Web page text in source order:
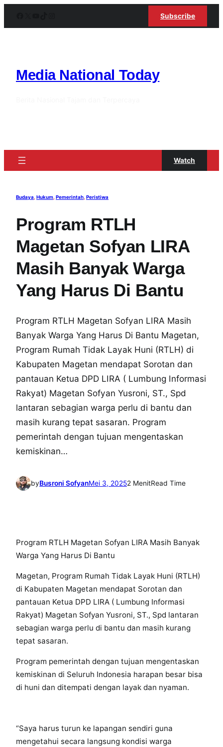
Subscribe
Media National Today
Watch
Budaya Hukum Pemerintah Peristiwa
Program RTLH
Magetan Sofyan LIRA
Masih Banyak Warga
Yang Harus Di Bantu
Program RTLH Magetan Sofyan LIRA Masih
Banyak Warga Yang Harus Di Bantu Magetan,
Program Rumah Tidak Layak Huni (RTLH) di
Kabupaten Magetan mendapat Sorotan dan
pantauan Ketua DPD LIRA ( Lumbung Informasi
Rakyat) Magetan Sofyan Yusroni, ST., Spd
lantaran sebagian warga perlu di bantu dan
masih kurang tepat sasaran. Program
pemerintah dengan tujuan mengentaskan
kemiskinan…
byBusroni SofyanMei 3, 20252 MenitRead Time
Program RTLH Magetan Sofyan LIRA Masih Banyak
Warga Yang Harus Di Bantu
Magetan, Program Rumah Tidak Layak Huni (RTLH)
di Kabupaten Magetan mendapat Sorotan dan
pantauan Ketua DPD LIRA ( Lumbung Informasi
Rakyat) Magetan Sofyan Yusroni, ST., Spd lantaran
sebagian warga perlu di bantu dan masih kurang
tepat sasaran.
Program pemerintah dengan tujuan mengentaskan
kemiskinan di Seluruh Indonesia harapan besar bisa
di huni dan ditempati dengan layak dan nyaman.
“Saya harus turun ke lapangan sendiri guna
mengetahui secara langsung kondisi warga